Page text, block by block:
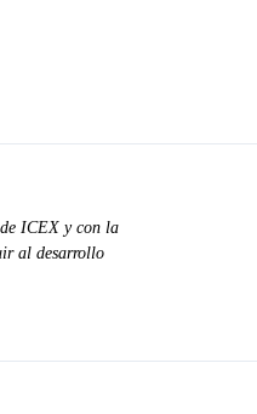
ICEX y con la
al desarrollo